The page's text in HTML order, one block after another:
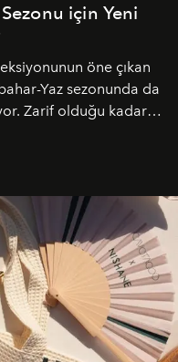
için Yeni
öne çıkan
Yaz sezonunda da
Zarif olduğu kadar